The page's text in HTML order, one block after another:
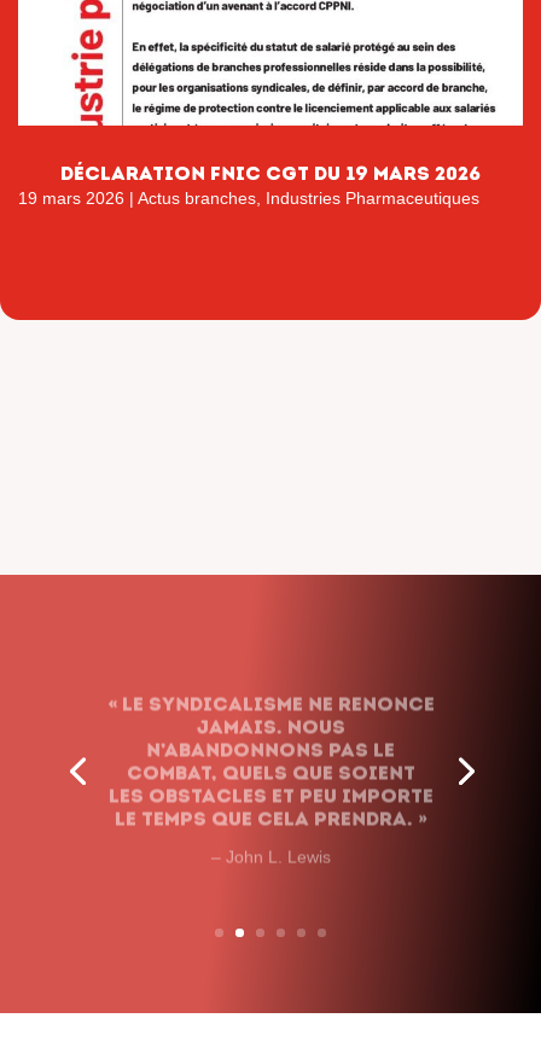
déclaration fnic cgt du 19 mars 2026
19 mars 2026 | Actus branches Industries Pharmaceutiques
« Le syndicalisme ne renonce
jamais. Nous
n’abandonnons pas le
combat, quels que soient
les obstacles et peu importe
le temps que cela prendra. »